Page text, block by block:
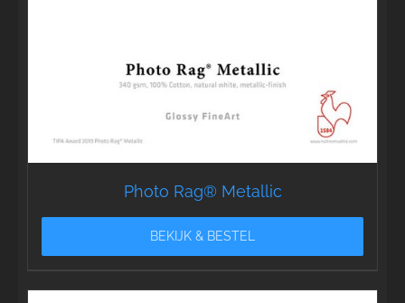
Photo Rag® Metallic
BEKIJK & BESTEL